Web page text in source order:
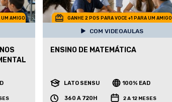
AMIGO GANHE 2 POS PARA VOCE +1 PARA UM AMIGO
COM VIDEOAULAS
ENSINO DE MATEMÁTICA
LATO SENSU 100% EAD
360 A 720H 2 A 12 MESES